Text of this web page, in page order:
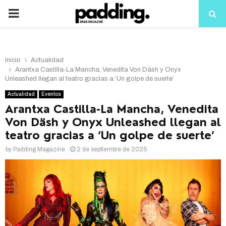
PRIMARY
Inicio
Actualidad
Arantxa Castilla-La Mancha, Venedita Von Däsh y Onyx
Unleashed llegan al teatro gracias a ‘Un golpe de suerte’
Actualidad Eventos
Arantxa Castilla-La Mancha, Venedita
Von Däsh y Onyx Unleashed llegan al
teatro gracias a ‘Un golpe de suerte’
by Padding Magazine 2 de septiembre de 2025